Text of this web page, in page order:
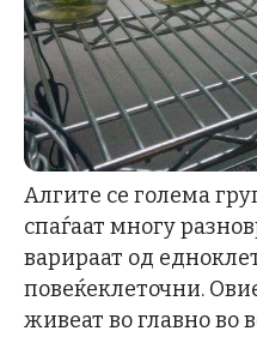
Алгите се голема
спаѓаат многу
варираат од
повеќеклеточни.
живеат во главно во